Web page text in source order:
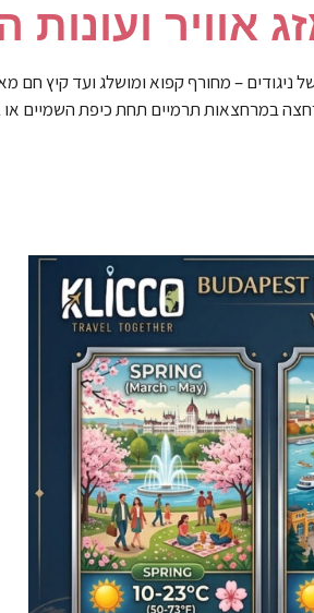
אוויר ועונות
ניגודים – מחורף קפוא ומושלג ועד קיץ חם
במרחצאות תרמיים תחת כיפת השמיים